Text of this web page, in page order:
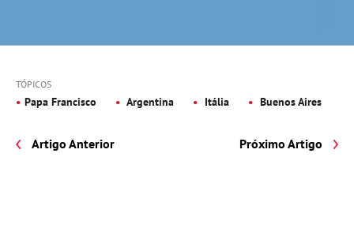
TÓPICOS
Papa Francisco Argentina Itália Buenos Aires
Artigo Anterior Próximo Artigo